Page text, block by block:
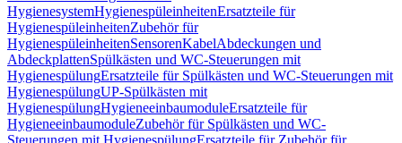
HygienesystemHygienespüleinheitenErsatzteile für
HygienespüleinheitenZubehör für
HygienespüleinheitenSensorenKabelAbdeckungen und
AbdeckplattenSpülkästen und WC-Steuerungen mit
HygienespülungErsatzteile für Spülkästen und WC-Steuerungen mit
HygienespülungUP-Spülkästen mit
HygienespülungHygieneeinbaumoduleErsatzteile für
HygieneeinbaumoduleZubehör für Spülkästen und WC-
Steuerungen mit HygienespülungErsatzteile für Zubehör für